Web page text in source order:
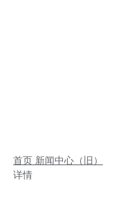
首页 新闻中心（旧）
详情